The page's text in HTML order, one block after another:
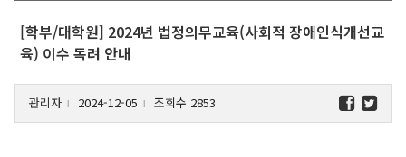
[학부/대학원] 2024년 법정의무교육(사회적 장애인식개선교
육) 이수 독려 안내
관리자 l 2024-12-05 l 조회수 2853